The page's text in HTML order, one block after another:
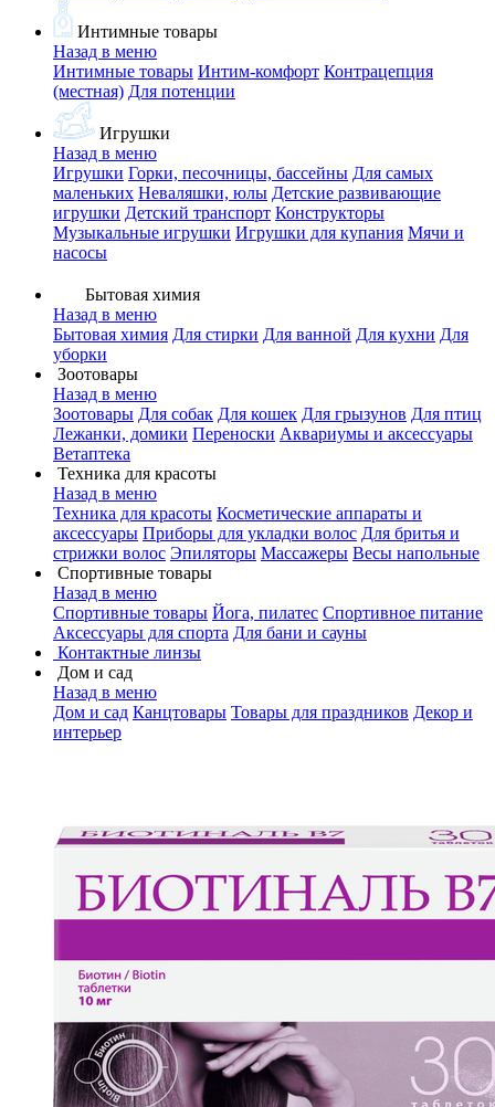
Интимные товары
Назад в меню
Интимные товары Интим-комфорт Контрацепция
(местная) Для потенции
Игрушки
Назад в меню
Игрушки Горки, песочницы, бассейны Для самых
маленьких Неваляшки, юлы Детские развивающие
игрушки Детский транспорт Конструкторы
Музыкальные игрушки Игрушки для купания Мячи и
насосы
Бытовая химия
Назад в меню
Бытовая химия Для стирки Для ванной Для кухни Для
уборки
Зоотовары
Назад в меню
Зоотовары Для собак Для кошек Для грызунов Для птиц
Лежанки, домики Переноски Аквариумы и аксессуары
Ветаптека
Техника для красоты
Назад в меню
Техника для красоты Косметические аппараты и
аксессуары Приборы для укладки волос Для бритья и
стрижки волос Эпиляторы Массажеры Весы напольные
Спортивные товары
Назад в меню
Спортивные товары Йога, пилатес Спортивное питание
Аксессуары для спорта Для бани и сауны
Контактные линзы
Дом и сад
Назад в меню
Дом и сад Канцтовары Товары для праздников Декор и
интерьер